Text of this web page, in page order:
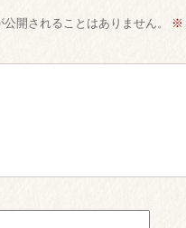
開されることはありません。 ※